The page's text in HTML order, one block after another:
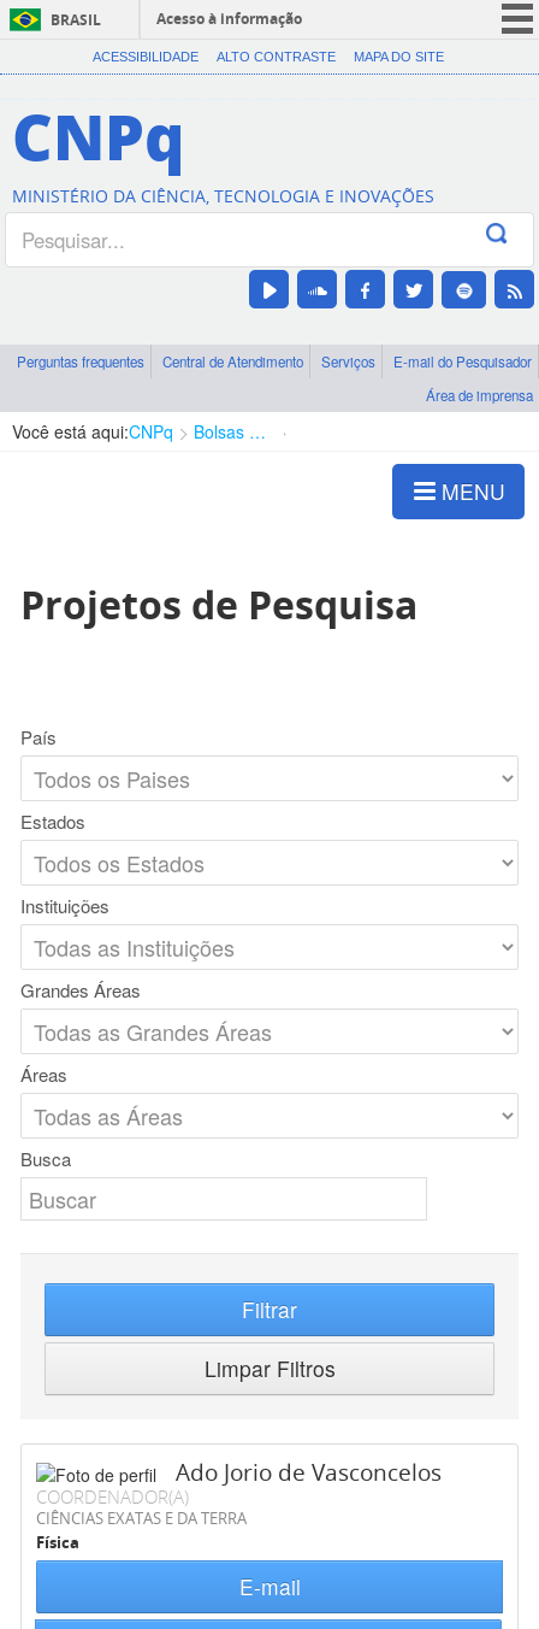
BRASIL
Acesso à informação
CORONAVÍRUS (COVID-19)
Canais
ACESSIBILIDADE ALTO CONTRASTE MAPA DO SITE
CNPq
MINISTÉRIO DA CIÊNCIA, TECNOLOGIA E INOVAÇÕES
Perguntas frequentes Central de Atendimento Serviços
E-mail do Pesquisador
Área de imprensa
Você está aqui:CNPq Bolsas e Auxílios Vigentes
MENU
Projetos de Pesquisa
País
Estados
Instituições
Grandes Áreas
Áreas
Busca
Filtrar
Limpar Filtros
Ado Jorio de Vasconcelos
COORDENADOR(A)
CIÊNCIAS EXATAS E DA TERRA
Física
E-mail